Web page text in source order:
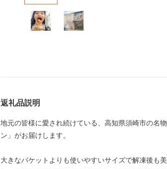
返礼品説明
地元の皆様に愛され続けている、高知県須崎市の名
ン」がお届けします。
大きなバケットよりも使いやすいサイズで解凍後も